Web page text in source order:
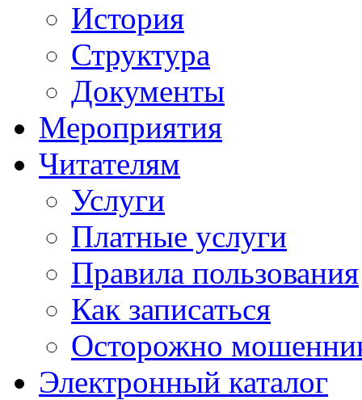
История
Структура
Документы
Мероприятия
Читателям
Услуги
Платные услуги
Правила пользования
Как записаться
Осторожно
Электронный каталог